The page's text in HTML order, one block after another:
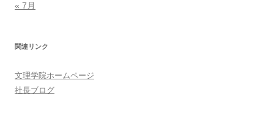
« 7月
関連リンク
文理学院ホームページ
社長ブログ